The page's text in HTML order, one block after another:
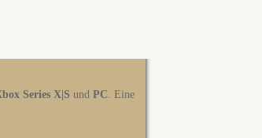
Series X|S und PC. Eine